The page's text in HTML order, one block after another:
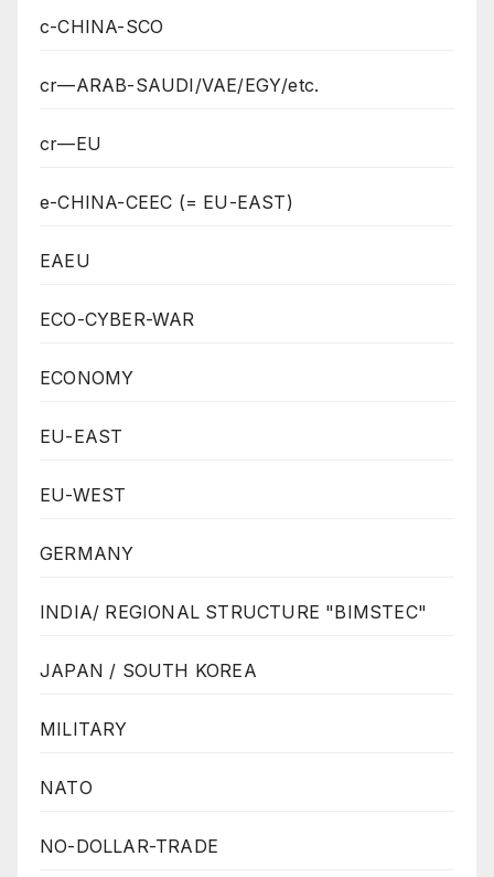
c-CHINA-SCO
cr—ARAB-SAUDI/VAE/EGY/etc.
cr—EU
e-CHINA-CEEC (= EU-EAST)
EAEU
ECO-CYBER-WAR
ECONOMY
EU-EAST
EU-WEST
GERMANY
INDIA/ REGIONAL STRUCTURE "BIMSTEC"
JAPAN / SOUTH KOREA
MILITARY
NATO
NO-DOLLAR-TRADE